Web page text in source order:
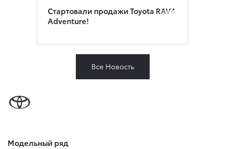
Стартовали продажи Toyota RAV4
Adventure!
Все Новость
Модельный ряд